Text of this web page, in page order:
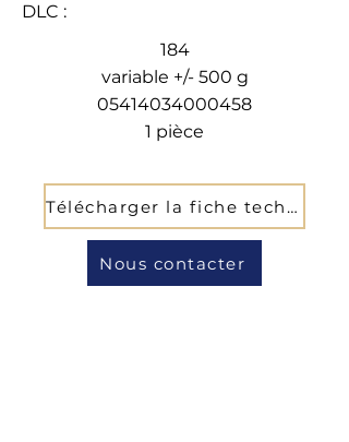
DLC :
184
variable +/- 500 g
05414034000458
1 pièce
Télécharger la fiche technique
Nous contacter